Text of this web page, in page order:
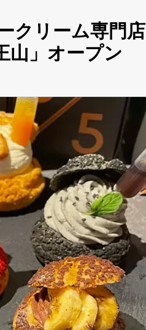
クリーム専門店
山」オープン